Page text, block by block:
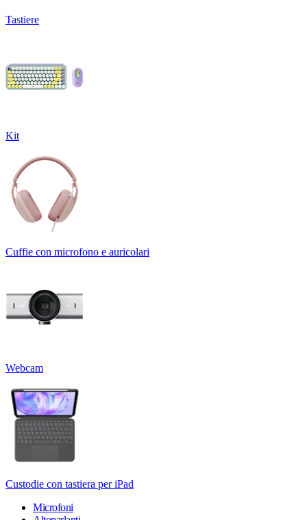
Tastiere
Kit
Cuffie con microfono e auricolari
Webcam
Custodie con tastiera per iPad
Microfoni